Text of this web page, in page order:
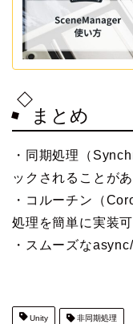
まとめ
・同期処理（
ックされることがあ
・コルーチン（
処理を簡単に実装
・スムーズな
Unity 非同期処理